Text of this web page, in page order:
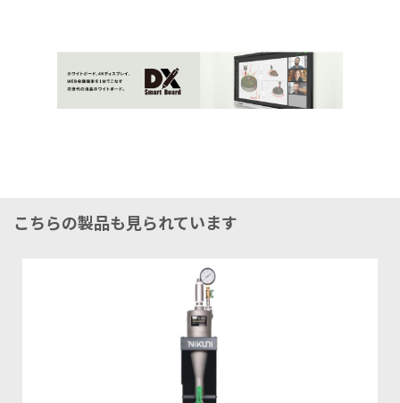
こちらの製品も見られています